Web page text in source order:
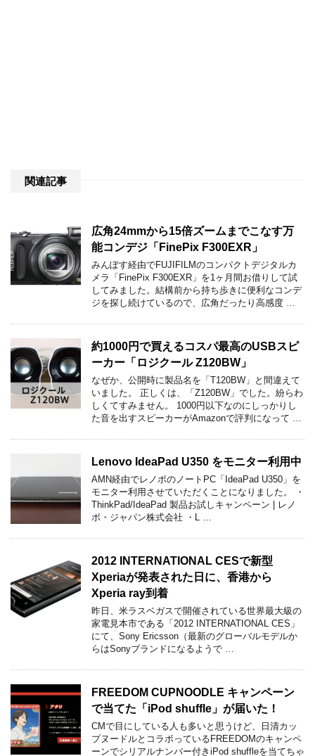
関連記事
広角24mmから15倍ズームまでこなす万
能コンデジ「FinePix F300EXR」
みんぽす経由でFUJIFILMのコンパクトデジタルカ
メラ「FinePix F300EXR」を1ヶ月間お借りして試
してみました。結構前から持ち歩きに便利なコンデ
ジを探し続けているので、広角だったり高感度 …
約1000円で買えるコスパ最高のUSBスピ
ーカー「ロジクール Z120BW」
なぜか、公開時に製品名を「T120BW」と間違えて
いました。 正しくは、「Z120BW」でした。紛らわ
しくてすみません。 1000円以下なのにしっかりし
た音を出すスピーカーがAmazonで評判になって …
Lenovo IdeaPad U350 をモニター利用中
AMN経由でレノボのノートPC「IdeaPad U350」を
モニター利用させていただくことになりました。 ・
ThinkPad/IdeaPad 製品お試しキャンペーン | レノ
ボ・ジャパン株式会社 ・L …
2012 INTERNATIONAL CESで新型
Xperiaが発表された日に、香港から
Xperia ray到着
昨日、米ラスベガスで開催されている世界最大級の
家電見本市である「2012 INTERNATIONAL CES」
にて、Sony Ericsson（最新のグローバルモデルか
らはSonyブランドになるようで …
FREEDOM CUPNOODLE キャンペーン
で当てた「iPod shuffle」が届いた！
CMで目にしている人も多いと思うけど、日清カッ
プヌードルとコラボっているFREEDOMのキャンペ
ーンでシリアルナンバー付きiPod shuffleを当てちゃ